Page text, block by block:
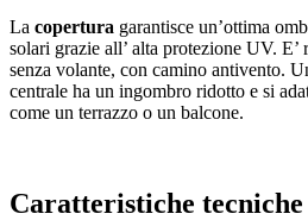
La copertura garantisce un’ottima
solari grazie all’ alta protezione UV.
senza volante, con camino antivento.
centrale ha un ingombro ridotto e si
come un terrazzo o un balcone.
Caratteristiche tecniche